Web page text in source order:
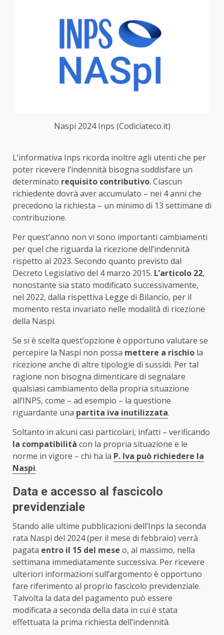
Naspi 2024 Inps (Codiciateco.it)
L’informativa Inps ricorda inoltre agli utenti che per
poter ricevere l’indennità bisogna soddisfare un
determinato requisito contributivo. Ciascun
richiedente dovrà aver accumulato – nei 4 anni che
precedono la richiesta – un minimo di 13 settimane di
contribuzione.
Per quest’anno non vi sono importanti cambiamenti
per quel che riguarda la ricezione dell’indennità
rispetto al 2023. Secondo quanto previsto dal
Decreto Legislativo del 4 marzo 2015. L’articolo 22,
nonostante sia stato modificato successivamente,
nel 2022, dalla rispettiva Legge di Bilancio, per il
momento resta invariato nelle modalità di ricezione
della Naspi.
Se si è scelta quest’opzione è opportuno valutare se
percepire la Naspi non possa mettere a rischio la
ricezione anche di altre tipologie di sussidi. Per tal
ragione non bisogna dimenticare di segnalare
qualsiasi cambiamento della propria situazione
all’INPS, come – ad esempio – la questione
riguardante una partita iva inutilizzata.
Soltanto in alcuni casi particolari, infatti – verificando
la compatibilità con la propria situazione e le
norme in vigore – chi ha la P. Iva può richiedere la
Naspi.
Data e accesso al fascicolo
previdenziale
Stando alle ultime pubblicazioni dell’Inps la seconda
rata Naspi del 2024 (per il mese di febbraio) verrà
pagata entro il 15 del mese o, al massimo, nella
settimana immediatamente successiva. Per ricevere
ulteriori informazioni sull’argomento è opportuno
fare riferimento al proprio fascicolo previdenziale.
Talvolta la data del pagamento può essere
modificata a seconda della data in cui è stata
effettuata la prima richiesta dell’indennità.